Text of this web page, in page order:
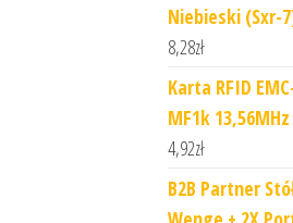
Niebieski (Sxr-
8,28zł
Karta RFID
MF1k 13,56MHz
4,92zł
B2B Partner